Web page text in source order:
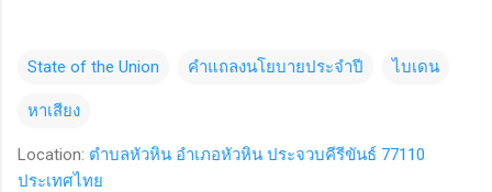
State of the Union คำแถลงนโยบายประจำปี ไบเดน
หาเสียง
Location: ตำบลหัวหิน อำเภอหัวหิน ประจวบคีรีขันธ์ 77110
ประเทศไทย